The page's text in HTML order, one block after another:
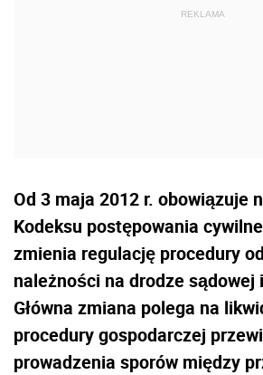
Od 3 maja 2012 r. obowiązuje
Kodeksu postępowania
zmienia regulację procedury
należności na drodze sądowej
Główna zmiana polega na
procedury gospodarczej
prowadzenia sporów między